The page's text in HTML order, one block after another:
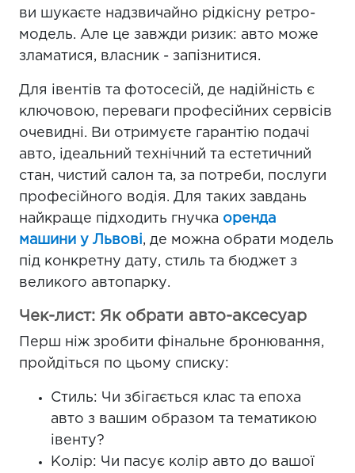
ви шукаєте надзвичайно рідкісну ретро-
модель. Але це завжди ризик: авто може
зламатися, власник - запізнитися.
Для івентів та фотосесій, де надійність є
ключовою, переваги професійних сервісів
очевидні. Ви отримуєте гарантію подачі
авто, ідеальний технічний та естетичний
стан, чистий салон та, за потреби, послуги
професійного водія. Для таких завдань
найкраще підходить гнучка оренда
машини у Львові, де можна обрати модель
під конкретну дату, стиль та бюджет з
великого автопарку.
Чек-лист: Як обрати авто-аксесуар
Перш ніж зробити фінальне бронювання,
пройдіться по цьому списку:
Стиль: Чи збігається клас та епоха
авто з вашим образом та тематикою
івенту?
Колір: Чи пасує колір авто до вашої